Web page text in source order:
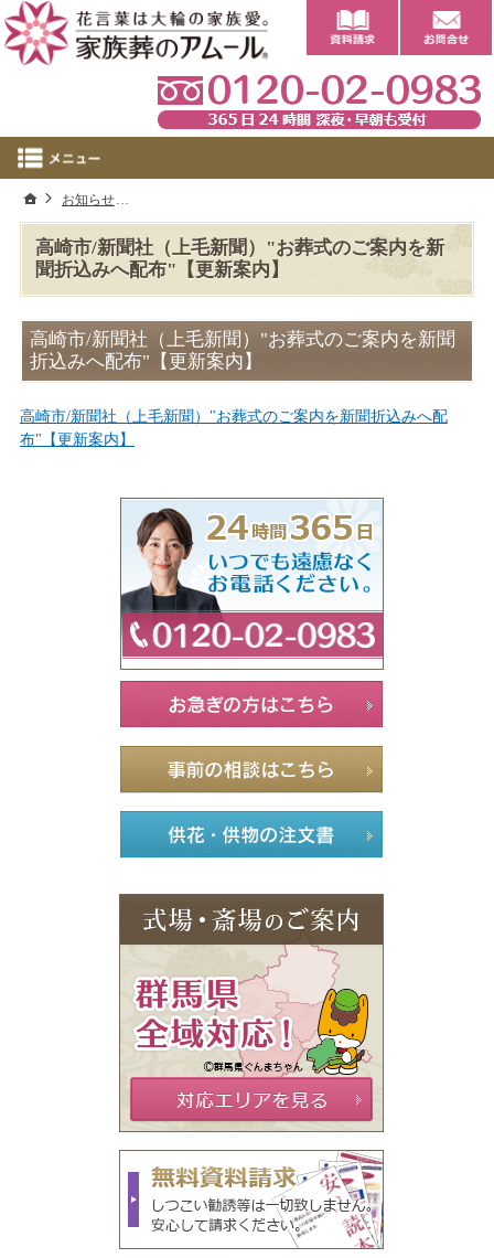
高崎市/新聞社（上毛新聞）"お葬式のご案内を新
聞折込みへ配布"【更新案内】
高崎市/新聞社（上毛新聞）"お葬式のご案内を新聞
折込みへ配布"【更新案内】
高崎市/新聞社（上毛新聞）"お葬式のご案内を新聞折込みへ配
布"【更新案内】
ホーム
お知らせ